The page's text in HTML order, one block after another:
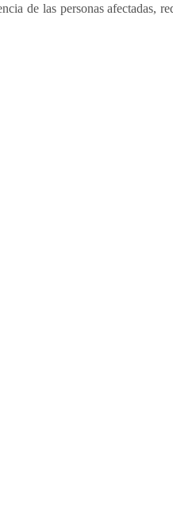
de las personas afectadas,